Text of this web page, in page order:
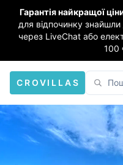
Гарантія найкращої
для відпочинку
через LiveChat або
100
CROVILLAS